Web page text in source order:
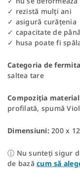
✓ rezistă mulți ani
✓ asigură curățenia
✓ capacitate de
✓ husa poate fi
Categoria de
saltea tare
Compoziția
profilată, spumă
Dimensiuni:200 x
ⓘ Nu sunteți sigur
de bază cum să